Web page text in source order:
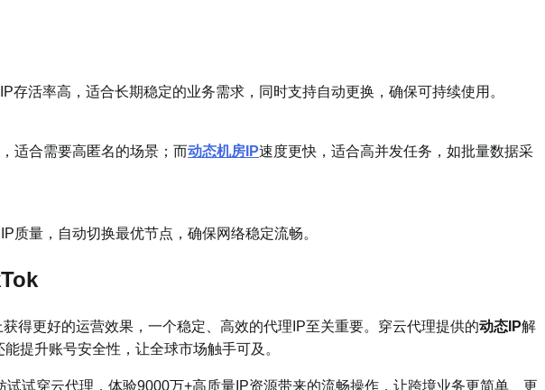
存活率高，适合长期稳定的业务需求，同时支持自动更换，确保可持续使用。
适合需要高匿名的场景；而动态机房IP速度更快，适合高并发任务，如批量数据采
质量，自动切换最优节点，确保网络稳定流畅。
得更好的运营效果，一个稳定、高效的代理IP至关重要。穿云代理提供的动态IP解
提升账号安全性，让全球市场触手可及。
试试穿云代理，体验9000万+高质量IP资源带来的流畅操作，让跨境业务更简单、更